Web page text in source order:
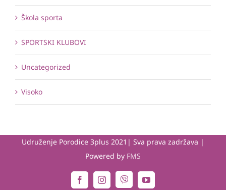
Škola sporta
SPORTSKI KLUBOVI
Uncategorized
Visoko
Udruženje Porodice 3plus 2021| Sva prava zadržava |
Powered by FMS
FacebookInstagramViber YouTube